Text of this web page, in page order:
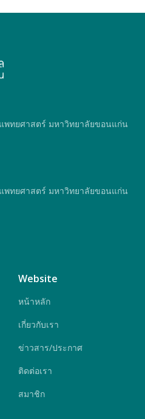
ทยศาสตร์ มหาวิทยาลัยขอนแก่น
ทยศาสตร์ มหาวิทยาลัยขอนแก่น
Website
หน้าหลัก
เกี่ยวกับเรา
ข่าวสาร/ประกาศ
ติดต่อเรา
สมาชิก